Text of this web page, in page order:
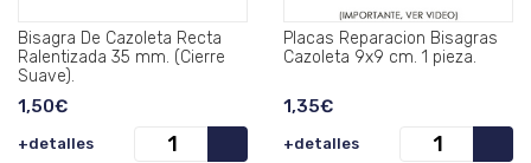
Bisagra De Cazoleta Recta
Ralentizada 35 mm. (Cierre
Suave).
1,50€
+detalles
Placas Reparacion Bisagras
Cazoleta 9x9 cm. 1 pieza.
1,35€
+detalles